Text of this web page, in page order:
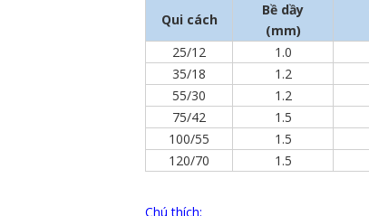
Qui cách
Bề dầy
(mm)
25/12
1.0
35/18
1.2
55/30
1.2
75/42
1.5
100/55
1.5
120/70
1.5
Chú thích: